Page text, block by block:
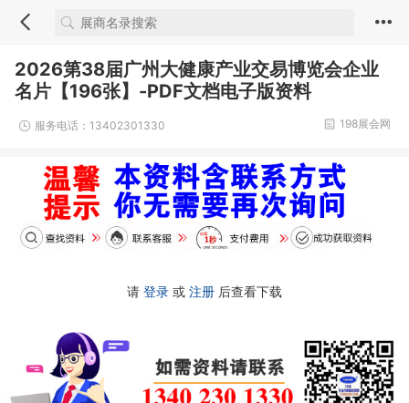
2026第38届广州大健康产业交易博览会企业
名片【196张】-PDF文档电子版资料
服务电话：13402301330 198展会网
请 登录 或 注册 后查看下载